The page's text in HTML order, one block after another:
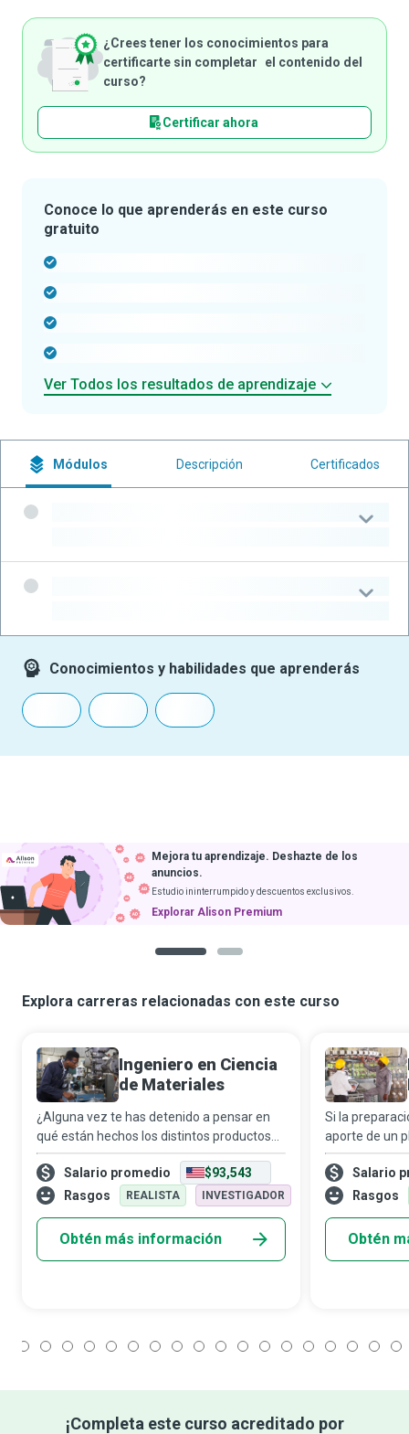
¿Crees tener los conocimientos para
certificarte sin completar el contenido del
curso?
Certificar ahora
Conoce lo que aprenderás en este curso
gratuito
Ver Todos los resultados de aprendizaje
Módulos Descripción Certificados
Conocimientos y habilidades que aprenderás
Mejora tu aprendizaje. Deshazte de los
anuncios.
Estudio ininterrumpido y descuentos exclusivos.
Explorar Alison Premium
Explora carreras relacionadas con este curso
Ingeniero en Ciencia
de Materiales
¿Alguna vez te has detenido a pensar en
qué están hechos los distintos productos
que usas a diario, desde cepillos para el
cabello hasta refrigeradores? Los
ingenieros en ciencia de materiales son pro
Salario promedio
$93,543
Rasgos
REALISTA INVESTIGADOR
Obtén más información
Si la
aporte de un
lo que abre
distintas
cronogramas
Salario
Rasgos
Obtén
¡Completa este curso acreditado por